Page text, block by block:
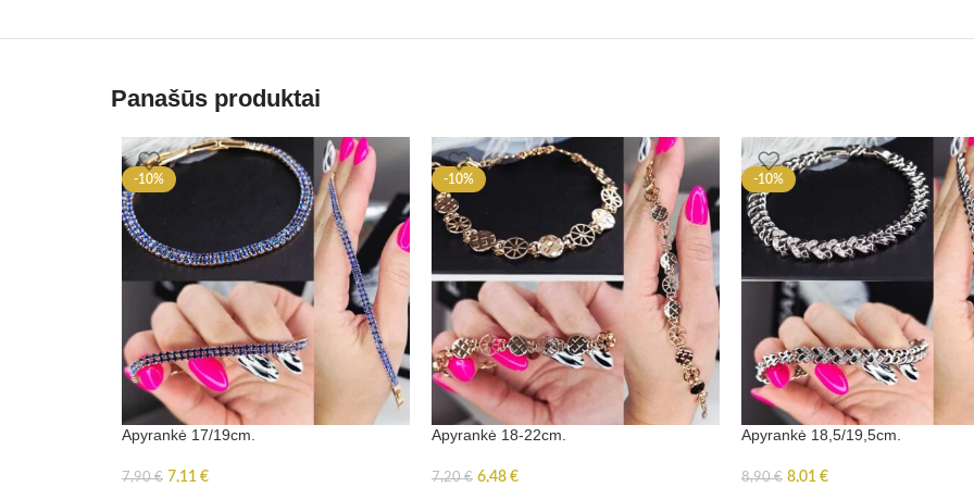
Panašūs produktai
-10%
Apyrankė 17/19cm.
7,90€ 7,11 €
-10%
Apyrankė 18-22cm.
7,20€ 6,48 €
-10%
Apyrankė 18,5/19,5cm.
8,90€ 8,01 €